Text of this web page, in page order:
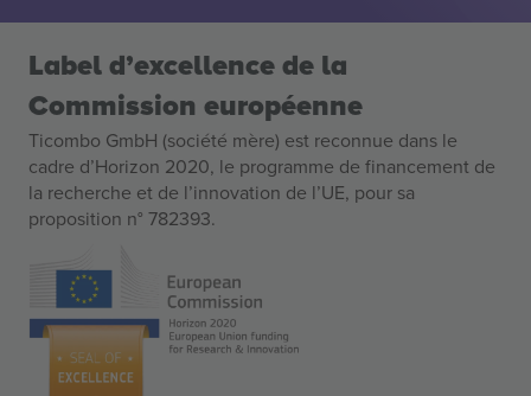
Label d’excellence de la
Commission européenne
Ticombo GmbH (société mère) est reconnue dans le
cadre d’Horizon 2020, le programme de financement de
la recherche et de l’innovation de l’UE, pour sa
proposition n° 782393.